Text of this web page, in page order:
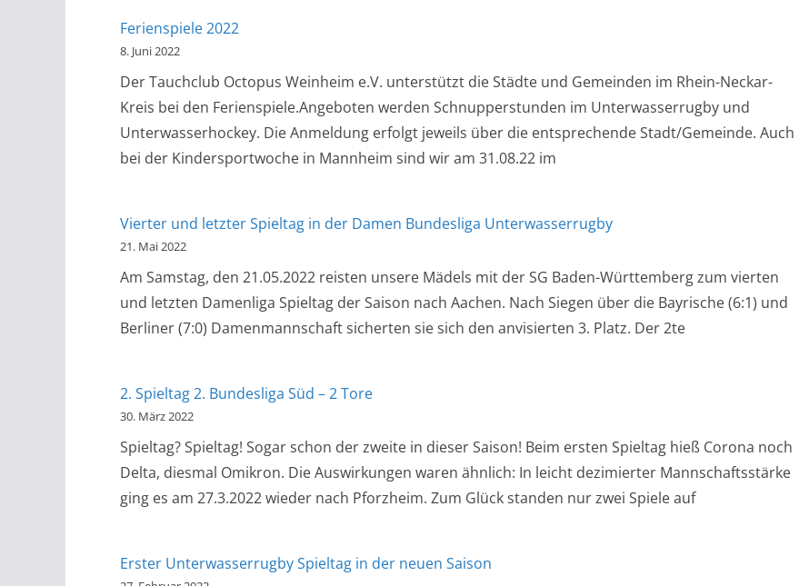
Ferienspiele 2022
8. Juni 2022
Der Tauchclub Octopus Weinheim e.V. unterstützt die Städte und Gemeinden im Rhein-Neckar-
Kreis bei den Ferienspiele.Angeboten werden Schnupperstunden im Unterwasserrugby und
Unterwasserhockey. Die Anmeldung erfolgt jeweils über die entsprechende Stadt/Gemeinde. Auch
bei der Kindersportwoche in Mannheim sind wir am 31.08.22 im
Vierter und letzter Spieltag in der Damen Bundesliga Unterwasserrugby
21. Mai 2022
Am Samstag, den 21.05.2022 reisten unsere Mädels mit der SG Baden-Württemberg zum vierten
und letzten Damenliga Spieltag der Saison nach Aachen. Nach Siegen über die Bayrische (6:1) und
Berliner (7:0) Damenmannschaft sicherten sie sich den anvisierten 3. Platz. Der 2te
2. Spieltag 2. Bundesliga Süd – 2 Tore
30. März 2022
Spieltag? Spieltag! Sogar schon der zweite in dieser Saison! Beim ersten Spieltag hieß Corona noch
Delta, diesmal Omikron. Die Auswirkungen waren ähnlich: In leicht dezimierter Mannschaftsstärke
ging es am 27.3.2022 wieder nach Pforzheim. Zum Glück standen nur zwei Spiele auf
Erster Unterwasserrugby Spieltag in der neuen Saison